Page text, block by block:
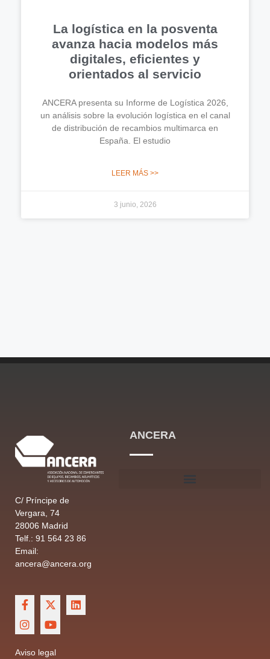
La logística en la posventa
avanza hacia modelos más
digitales, eficientes y
orientados al servicio
ANCERA presenta su Informe de Logística 2026,
un análisis sobre la evolución logística en el canal
de distribución de recambios multimarca en
España. El estudio
LEER MÁS >>
3 junio, 2026
C/ Príncipe de
Vergara, 74
28006 Madrid
Telf.: 91 564 23 86
Email:
ancera@ancera.org
Aviso legal
ANCERA